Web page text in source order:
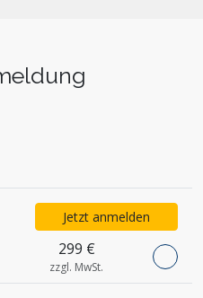
299 €
zzgl. MwSt.
Jetzt anmelden